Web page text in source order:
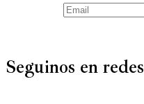
Seguinos en redes